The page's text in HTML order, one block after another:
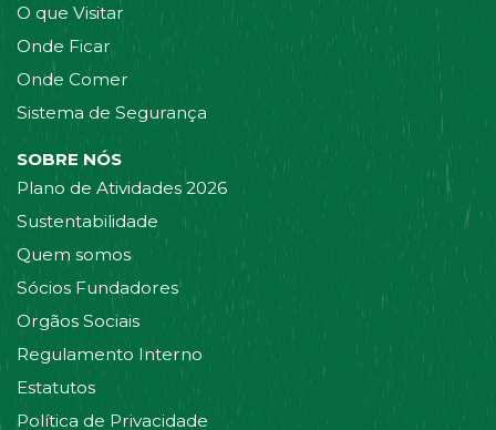
O que Visitar
Onde Ficar
Onde Comer
Sistema de Segurança
SOBRE NÓS
Plano de Atividades 2026
Sustentabilidade
Quem somos
Sócios Fundadores
Orgãos Sociais
Regulamento Interno
Estatutos
Política de Privacidade